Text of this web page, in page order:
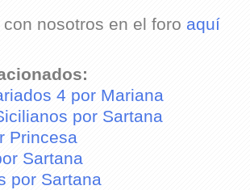
nosotros en el foro aquí
4 por Mariana
por Sartana
Princesa
Sartana
por Sartana